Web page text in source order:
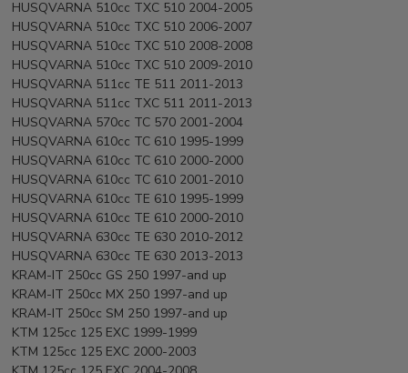
HUSQVARNA 510cc TXC 510 2004-2005
HUSQVARNA 510cc TXC 510 2006-2007
HUSQVARNA 510cc TXC 510 2008-2008
HUSQVARNA 510cc TXC 510 2009-2010
HUSQVARNA 511cc TE 511 2011-2013
HUSQVARNA 511cc TXC 511 2011-2013
HUSQVARNA 570cc TC 570 2001-2004
HUSQVARNA 610cc TC 610 1995-1999
HUSQVARNA 610cc TC 610 2000-2000
HUSQVARNA 610cc TC 610 2001-2010
HUSQVARNA 610cc TE 610 1995-1999
HUSQVARNA 610cc TE 610 2000-2010
HUSQVARNA 630cc TE 630 2010-2012
HUSQVARNA 630cc TE 630 2013-2013
KRAM-IT 250cc GS 250 1997-and up
KRAM-IT 250cc MX 250 1997-and up
KRAM-IT 250cc SM 250 1997-and up
KTM 125cc 125 EXC 1999-1999
KTM 125cc 125 EXC 2000-2003